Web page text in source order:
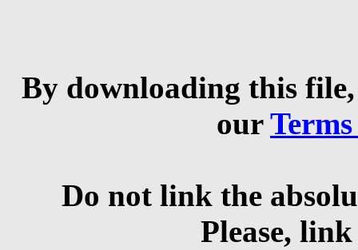
By downloading this
our
Do not link the
Please,